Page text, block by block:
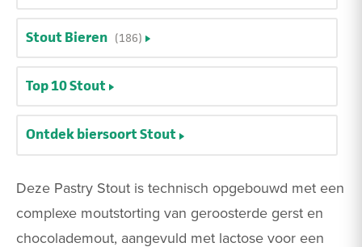
Deze Pastry Stout is technisch opgebouwd met een
complexe moutstorting van geroosterde gerst en
chocolademout, aangevuld met lactose voor een
Stout Bieren (186)
Top 10 Stout
Ontdek biersoort Stout